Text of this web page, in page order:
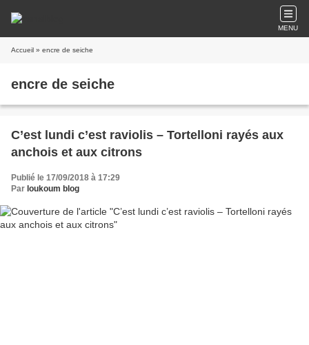
MENU
Accueil » encre de seiche
encre de seiche
C’est lundi c’est raviolis – Tortelloni rayés aux
anchois et aux citrons
Publié le 17/09/2018 à 17:29
Par loukoum blog